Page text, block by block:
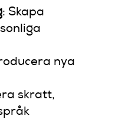
: Skapa
nya
skratt,